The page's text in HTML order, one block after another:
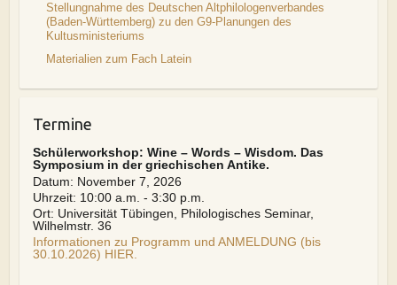
Stellungnahme des Deutschen Altphilologenverbandes
(Baden-Württemberg) zu den G9-Planungen des
Kultusministeriums
Materialien zum Fach Latein
Termine
Schülerworkshop: Wine – Words – Wisdom. Das
Symposium in der griechischen Antike.
Datum: November 7, 2026
Uhrzeit: 10:00 a.m. - 3:30 p.m.
Ort: Universität Tübingen, Philologisches Seminar,
Wilhelmstr. 36
Informationen zu Programm und ANMELDUNG (bis
30.10.2026) HIER.